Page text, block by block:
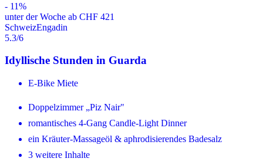
- 11%
unter der Woche ab CHF 421
SchweizEngadin
5.3/6
Idyllische Stunden in Guarda
E-Bike Miete
Doppelzimmer „Piz Nair"
romantisches 4-Gang Candle-Light Dinner
ein Kräuter-Massageöl & aphrodisierendes Badesalz
3 weitere Inhalte